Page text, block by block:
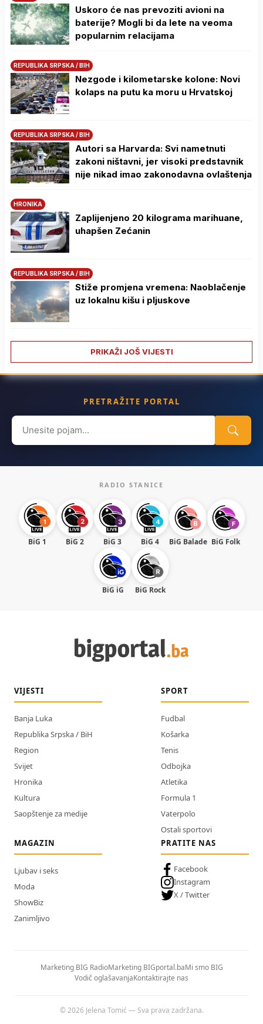
Uskoro će nas prevoziti avioni na
baterije? Mogli bi da lete na veoma
popularnim relacijama
REPUBLIKA SRPSKA / BIH
Nezgode i kilometarske kolone: Novi
kolaps na putu ka moru u Hrvatskoj
REPUBLIKA SRPSKA / BIH
Autori sa Harvarda: Svi nametnuti
zakoni ništavni, jer visoki predstavnik
nije nikad imao zakonodavna ovlaštenja
HRONIKA
Zaplijenjeno 20 kilograma marihuane,
uhapšen Zećanin
REPUBLIKA SRPSKA / BIH
Stiže promjena vremena: Naoblačenje
uz lokalnu kišu i pljuskove
PRIKAŽI JOŠ VIJESTI
PRETRAŽITE PORTAL
Search
for:
RADIO STANICE
BiG 1 BiG 2 BiG 3 BiG 4 BiG Balade BiG Folk
BiG iG BiG Rock
VIJESTI
Banja Luka
Republika Srpska / BiH
Region
Svijet
Hronika
Kultura
Saopštenje za medije
SPORT
Fudbal
Košarka
Tenis
Odbojka
Atletika
Formula 1
Vaterpolo
Ostali sportovi
MAGAZIN
Ljubav i seks
Moda
ShowBiz
Zanimljivo
PRATITE NAS
Facebook
Instagram
X / Twitter
Marketing BIG RadioMarketing BIGportal.baMi smo BIG
Vodič oglašavanjaKontaktirajte nas
© 2026 Jelena Tomić — Sva prava zadržana.